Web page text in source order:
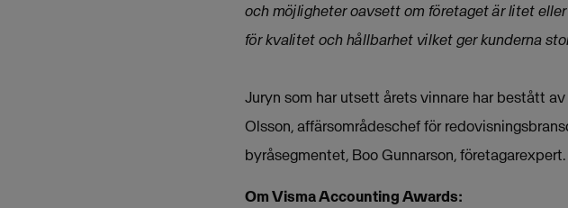
och möjligheter oavsett om företaget är litet
för kvalitet och hållbarhet vilket ger kunderna
Juryn som har utsett årets vinnare har bestått
Olsson, affärsområdeschef för
byråsegmentet, Boo Gunnarson,
Om Visma Accounting Awards: